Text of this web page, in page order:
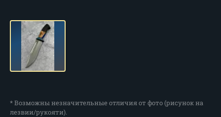
* Возможны незначительные отличия от фото (рисунок на
лезвии/рукояти).